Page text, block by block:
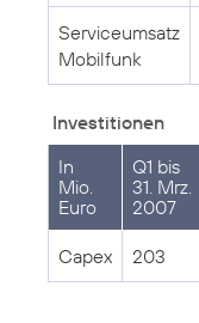
Serviceumsatz
Mobilfunk
Investitionen
In
Mio.
Euro
Q1 bis
31. Mrz.
2007
Capex 203